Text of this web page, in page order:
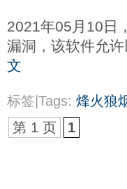
2021年05月10日
漏洞，该软件允
文
标签|Tags: 烽火狼
第 1 页
1